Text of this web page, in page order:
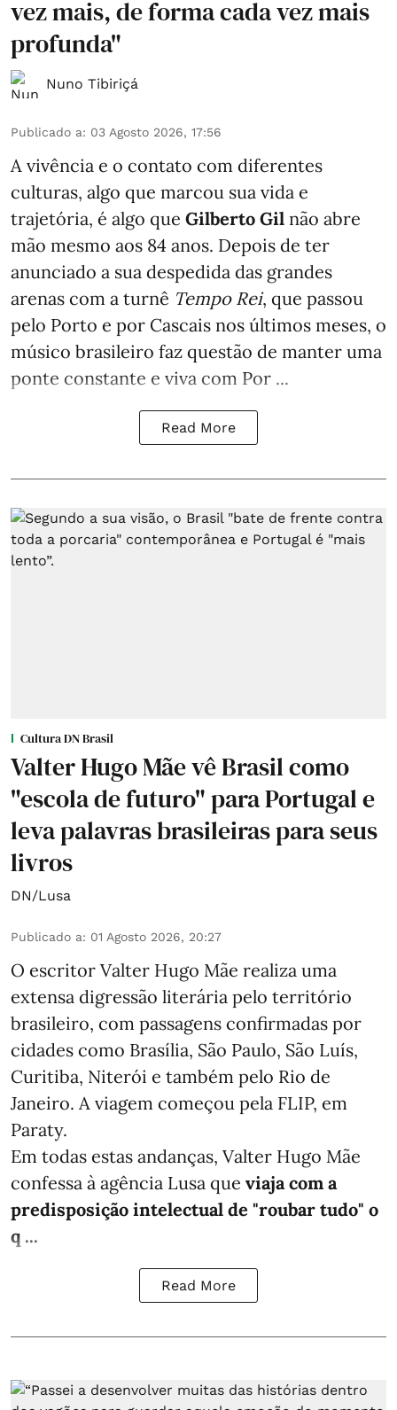
vez mais, de forma cada vez mais
profunda"
Nuno Tibiriçá
Publicado a: 03 Agosto 2026, 17:56
A vivência e o contato com diferentes
culturas, algo que marcou sua vida e
trajetória, é algo que Gilberto Gil não abre
mão mesmo aos 84 anos. Depois de ter
anunciado a sua despedida das grandes
arenas com a turnê Tempo Rei, que passou
pelo Porto e por Cascais nos últimos meses, o
músico brasileiro faz questão de manter uma
ponte constante e viva com Por ...
Read More
Cultura DN Brasil
Valter Hugo Mãe vê Brasil como
"escola de futuro" para Portugal e
leva palavras brasileiras para seus
livros
DN/Lusa
Publicado a: 01 Agosto 2026, 20:27
O escritor Valter Hugo Mãe realiza uma
extensa digressão literária pelo território
brasileiro, com passagens confirmadas por
cidades como Brasília, São Paulo, São Luís,
Curitiba, Niterói e também pelo Rio de
Janeiro. A viagem começou pela FLIP, em
Paraty.
Em todas estas andanças, Valter Hugo Mãe
confessa à agência Lusa que viaja com a
predisposição intelectual de "roubar tudo" o
q ...
Read More